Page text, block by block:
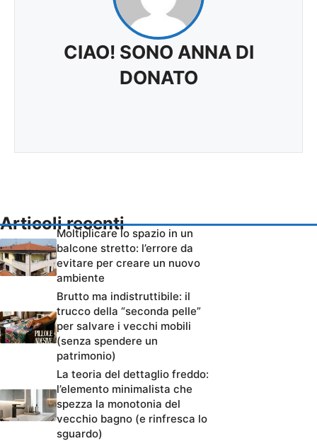
CIAO! SONO ANNA DI
DONATO
Articoli recenti
Moltiplicare lo spazio in un
balcone stretto: l’errore da
evitare per creare un nuovo
ambiente
Brutto ma indistruttibile: il
trucco della “seconda pelle”
per salvare i vecchi mobili
(senza spendere un
patrimonio)
La teoria del dettaglio freddo:
l’elemento minimalista che
spezza la monotonia del
vecchio bagno (e rinfresca lo
sguardo)